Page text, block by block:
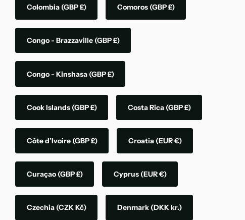
Colombia (GBP £) Comoros (GBP £)
Congo - Brazzaville (GBP £)
Congo - Kinshasa (GBP £)
Cook Islands (GBP £) Costa Rica (GBP £)
Côte d’Ivoire (GBP £) Croatia (EUR €)
Curaçao(GBP £) Cyprus (EUR €)
Czechia (CZK Kč) Denmark (DKK kr.)